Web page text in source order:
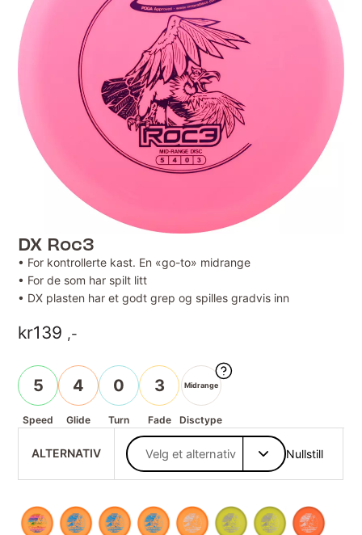
DX Roc3
• For kontrollerte kast. En «go-to» midrange
• For de som har spilt litt
• DX plasten har et godt grep og spilles gradvis inn
kr139 ,-
5
Speed
4
Glide
0
Turn
3
Fade
Midrange
Disctype
ALTERNATIV Nullstill